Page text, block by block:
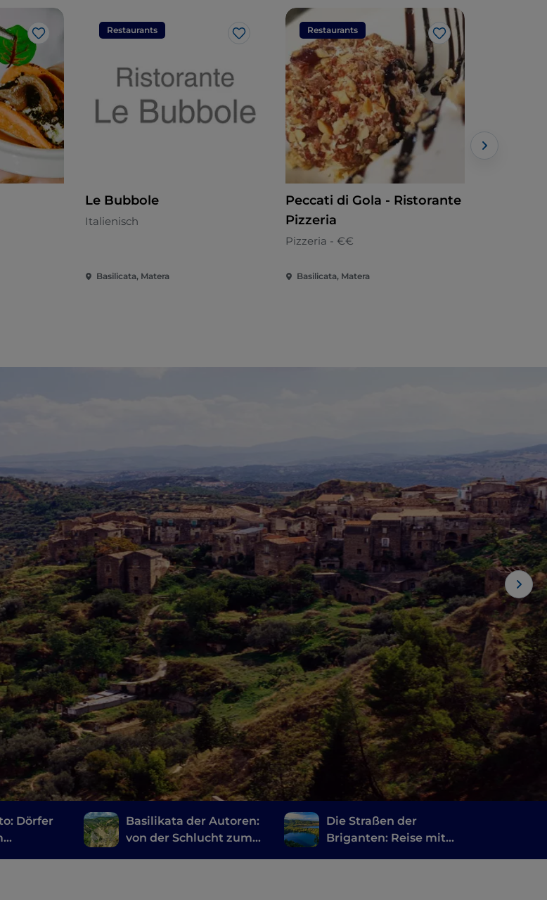
Like
Restaurants
Like
Le Bubbole
Italienisch
Basilicata, Matera
Restaurants
Like
Peccati di Gola - Ristorante
Pizzeria
Pizzeria - €€
Basilicata, Matera
Dörfer
Basilikata der Autoren:
von der Schlucht zum
Die Straßen der
Briganten: Reise mit